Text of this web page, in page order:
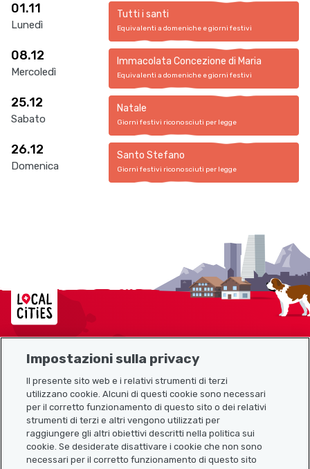
01.11
Lunedì
Tutti i santi
Equivalenti a domeniche e giorni festivi
08.12
Mercoledì
Immacolata Concezione di Maria
Equivalenti a domeniche e giorni festivi
25.12
Sabato
Natale
Giorni festivi riconosciuti per legge
26.12
Domenica
Santo Stefano
Giorni festivi riconosciuti per legge
Localcities
Link utili
Scarica l’app Localcities
Impostazioni sulla privacy
Il presente sito web e i relativi strumenti di terzi
utilizzano cookie. Alcuni di questi cookie sono necessari
per il corretto funzionamento di questo sito o dei relativi
strumenti di terzi e altri vengono utilizzati per
raggiungere gli altri obiettivi descritti nella politica sui
cookie. Se desiderate disattivare i cookie che non sono
necessari per il corretto funzionamento di questo sito